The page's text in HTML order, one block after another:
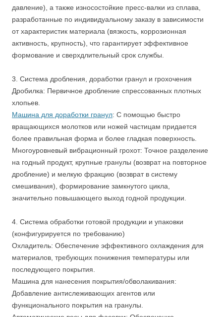
давление), а также износостойкие пресс-валки из сплава,
разработанные по индивидуальному заказу в зависимости
от характеристик материала (вязкость, коррозионная
активность, крупность), что гарантирует эффективное
формование и сверхдлительный срок службы.
3. Система дробления, доработки гранул и грохочения
Дробилка: Первичное дробление спрессованных плотных
хлопьев.
Машина для доработки гранул: С помощью быстро
вращающихся молотков или ножей частицам придается
более правильная форма и более гладкая поверхность.
Многоуровневый вибрационный грохот: Точное разделение
на годный продукт, крупные гранулы (возврат на повторное
дробление) и мелкую фракцию (возврат в систему
смешивания), формирование замкнутого цикла,
значительно повышающего выход годной продукции.
4. Система обработки готовой продукции и упаковки
(конфигурируется по требованию)
Охладитель: Обеспечение эффективного охлаждения для
материалов, требующих понижения температуры или
последующего покрытия.
Машина для нанесения покрытия/обволакивания:
Добавление антислеживающих агентов или
функционального покрытия на гранулы.